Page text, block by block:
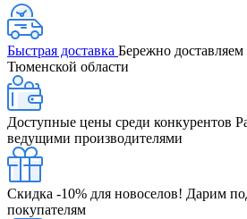
Быстрая доставка Бережно
Тюменской области
Доступные цены среди конкурентов
ведущими производителями
Скидка -10% для новоселов! Дарим
покупателям